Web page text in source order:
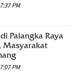
PM
Palangka Raya
Masyarakat
PM